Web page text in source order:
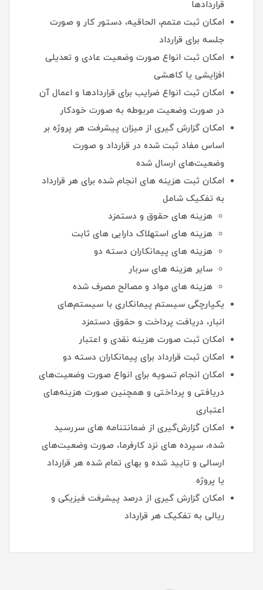
قراردادها
امکان ثبت متمم، الحاقیه، دستور کار و صورت
جلسه برای قرارداد
امکان ثبت انواع صورت وضعیت عادی و تعدیلی
افزایشی یا کاهشی
امکان ثبت انواع ضرایب برای قراردادها و اعمال آن
در صورت وضعیت مربوطه به صورت خودکار
امکان گزارش گیری از میزان پیشرفت هر پروژه بر
اساس مفاد ثبت شده در قرارداد و صورت
وضعیت‌های ارسال شده
امکان ثبت هزینه های انجام شده برای هر قرارداد
به تفکیک شامل
هزینه های حقوق و دستمزد
هزینه های استهلاک دارایی های ثابت
هزینه های پیمانکاران دسته دو
سایر هزینه های سربار
هزینه های مواد و مصالح مصرف شده
یکپارچگی سیستم پیمانکاری با سیستم‌های
انبار، دریافت پرداخت و حقوق دستمزد
امکان ثبت صورت هزینه نقدی و اعتبار
امکان ثبت قرارداد برای پیمانکاران دسته دو
امکان انجام تسویه برای انواع صورت وضعیت‌های
دریافتی و پرداختی و همچنین صورت هزینه­‌های
اعتباری
امکان گزارش‌گیری از ضمانتنامه های سررسید
شده، سپرده های نزد کارفرما، صورت وضعیت‌های
ارسالی و تایید شده و بهای تمام شده هر قرارداد
یا پروژه
امکان گزارش گیری از درصد پیشرفت فیزیکی و
ریالی به تفکیک هر قرارداد